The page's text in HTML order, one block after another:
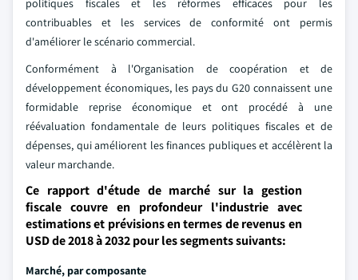
politiques fiscales et les réformes efficaces pour les
contribuables et les services de conformité ont permis
d'améliorer le scénario commercial.
Conformément à l'Organisation de coopération et de
développement économiques, les pays du G20 connaissent une
formidable reprise économique et ont procédé à une
réévaluation fondamentale de leurs politiques fiscales et de
dépenses, qui améliorent les finances publiques et accélèrent la
valeur marchande.
Ce rapport d'étude de marché sur la gestion
fiscale couvre en profondeur l'industrie avec
estimations et prévisions en termes de revenus en
USD de 2018 à 2032 pour les segments suivants:
Marché, par composante